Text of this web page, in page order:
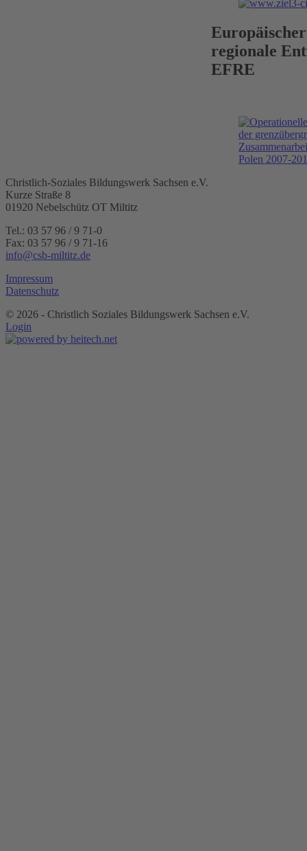
regionale
EFRE
Christlich-Soziales Bildungswerk Sachsen e.V.
Kurze Straße 8
01920 Nebelschütz OT Miltitz
Tel.: 03 57 96 / 9 71-0
Fax: 03 57 96 / 9 71-16
info@csb-miltitz.de
Impressum
Datenschutz
© 2026 - Christlich Soziales Bildungswerk Sachsen e.V.
Login